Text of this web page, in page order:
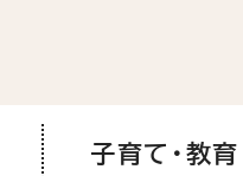
子育て・教育